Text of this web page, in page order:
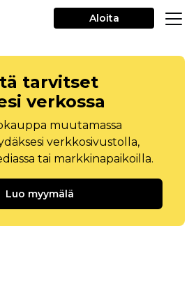
Aloita
tarvitset
verkossa
muutamassa
verkkosivustolla,
tai markkinapaikoilla.
Luo myymälä